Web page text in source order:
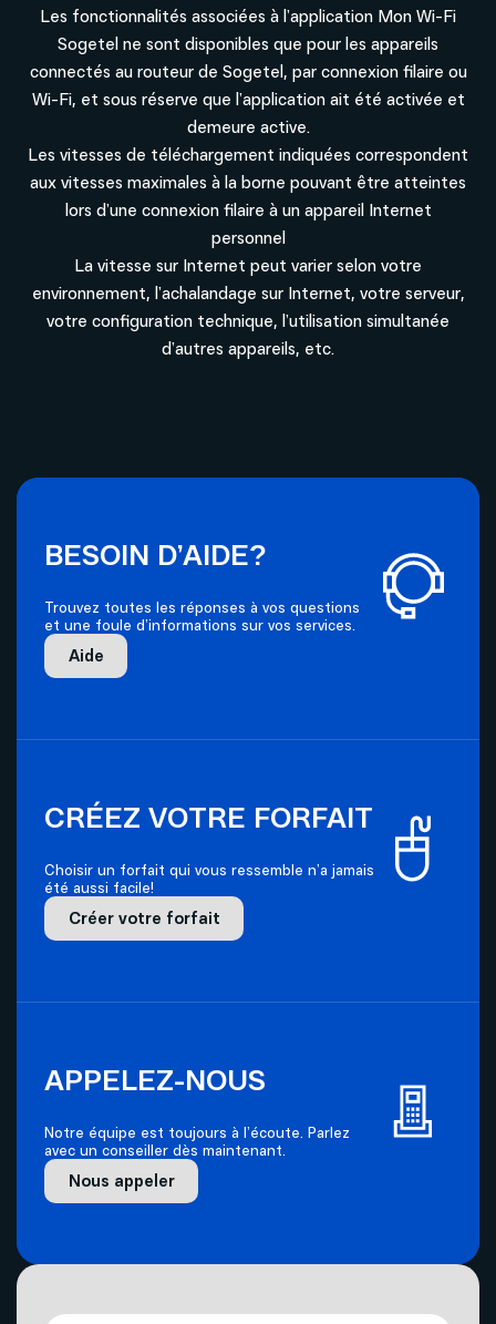
Les fonctionnalités associées à l’application Mon Wi-Fi
Sogetel ne sont disponibles que pour les appareils
connectés au routeur de Sogetel, par connexion filaire ou
Wi-Fi, et sous réserve que l’application ait été activée et
demeure active.
Les vitesses de téléchargement indiquées correspondent
aux vitesses maximales à la borne pouvant être atteintes
lors d’une connexion filaire à un appareil Internet
personnel
La vitesse sur Internet peut varier selon votre
environnement, l’achalandage sur Internet, votre serveur,
votre configuration technique, l’utilisation simultanée
d’autres appareils, etc.
BESOIN D’AIDE?
Trouvez toutes les réponses à vos questions
et une foule d’informations sur vos services.
Aide
CRÉEZ VOTRE FORFAIT
Choisir un forfait qui vous ressemble n’a jamais
été aussi facile!
Créer votre forfait
APPELEZ-NOUS
Notre équipe est toujours à l’écoute. Parlez
avec un conseiller dès maintenant.
Nous appeler